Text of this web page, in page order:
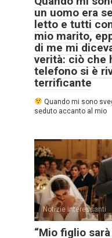
un uomo era
letto e tutti
mio marito,
di me mi
verità: ciò che
telefono si è
terrificante
Quando mi sono
seduto accanto al mio
Notizie interessanti
“Mio figlio